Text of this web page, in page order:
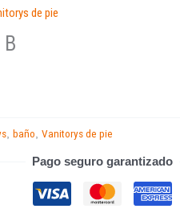
n
v
p
de pie
,baño ,Vanitorys de pie
Pago seguro garantizado